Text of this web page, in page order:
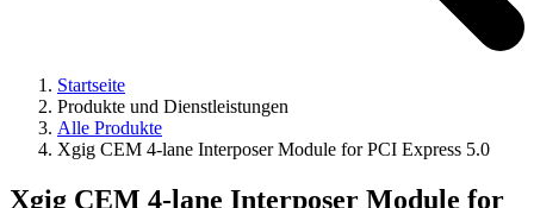
Startseite
Produkte und Dienstleistungen
Alle Produkte
Xgig CEM 4-lane Interposer Module for PCI Express 5.0
Xgig CEM 4-lane Interposer Module for